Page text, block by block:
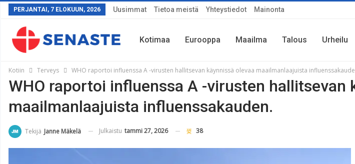
PERJANTAI, 7 ELOKUUN, 2026 Uusimmat Tietoa meistä Yhteystiedot Mainonta
Kotimaa Eurooppa Maailma Talous Urheilu
Sää
Kotiin Terveys WHO raportoi influenssa A -virusten hallitsevan käynnissä olevaa maailmanlaajuista
WHO raportoi influenssa A -virusten hallitsevan
maailmanlaajuista influenssakauden.
Tekijä Janne Mäkelä Julkaistu tammi 27, 2026 38